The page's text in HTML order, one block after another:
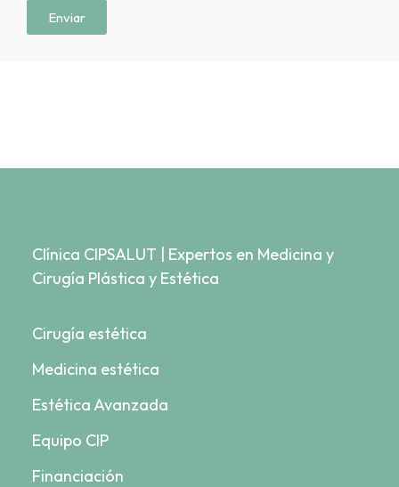
Enviar
Clínica CIPSALUT | Expertos en Medicina y
Cirugía Plástica y Estética
Cirugía estética
Medicina estética
Estética Avanzada
Equipo CIP
Financiación